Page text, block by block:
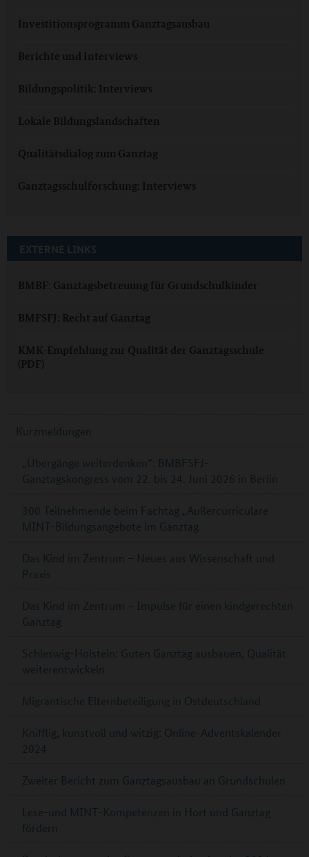
Investitionsprogramm Ganztagsausbau
Berichte und Interviews
Bildungspolitik: Interviews
Lokale Bildungslandschaften
Qualitätsdialog zum Ganztag
Ganztagsschulforschung: Interviews
EXTERNE LINKS
BMBF: Ganztagsbetreuung für Grundschulkinder
BMFSFJ: Recht auf Ganztag
KMK-Empfehlung zur Qualität der Ganztagsschule
(PDF)
Kurzmeldungen
„Übergänge weiterdenken“: BMBFSFJ-
Ganztagskongress vom 22. bis 24. Juni 2026 in Berlin
300 Teilnehmende beim Fachtag „Außercurriculare
MINT-Bildungsangebote im Ganztag
Das Kind im Zentrum – Neues aus Wissenschaft und
Praxis
Das Kind im Zentrum – Impulse für einen kindgerechten
Ganztag
Schleswig-Holstein: Guten Ganztag ausbauen, Qualität
weiterentwickeln
Migrantische Elternbeteiligung in Ostdeutschland
Knifflig, kunstvoll und witzig: Online-Adventskalender
2024
Zweiter Bericht zum Ganztagsausbau an Grundschulen
Lese-und MINT-Kompetenzen in Hort und Ganztag
fördern